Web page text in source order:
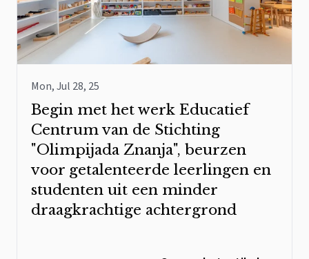
Mon, Jul 28, 25
Begin met het werk Educatief
Centrum van de Stichting
"Olimpijada Znanja", beurzen
voor getalenteerde leerlingen en
studenten uit een minder
draagkrachtige achtergrond